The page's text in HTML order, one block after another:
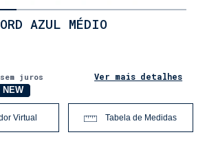
AZUL MÉDIO
sem juros Ver mais detalhes
Virtual
NOVO
NEW
Tabela de Medidas